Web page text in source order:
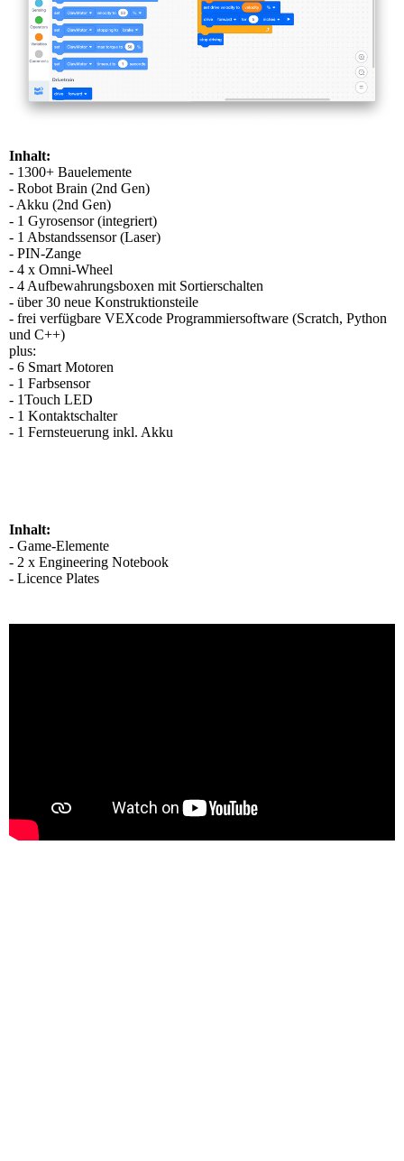
Inhalt:
- 1300+ Bauelemente
- Robot Brain (2nd Gen)
- Akku (2nd Gen)
- 1 Gyrosensor (integriert)
- 1 Abstandssensor (Laser)
- PIN-Zange
- 4 x Omni-Wheel
- 4 Aufbewahrungsboxen mit Sortierschalten
- über 30 neue Konstruktionsteile
- frei verfügbare VEXcode Programmiersoftware (Scratch, Python
und C++)
plus:
- 6 Smart Motoren
- 1 Farbsensor
- 1Touch LED
- 1 Kontaktschalter
- 1 Fernsteuerung inkl. Akku
Inhalt:
- Game-Elemente
- 2 x Engineering Notebook
- Licence Plates